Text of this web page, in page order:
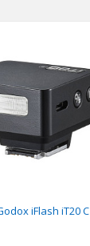
iFlash iT20